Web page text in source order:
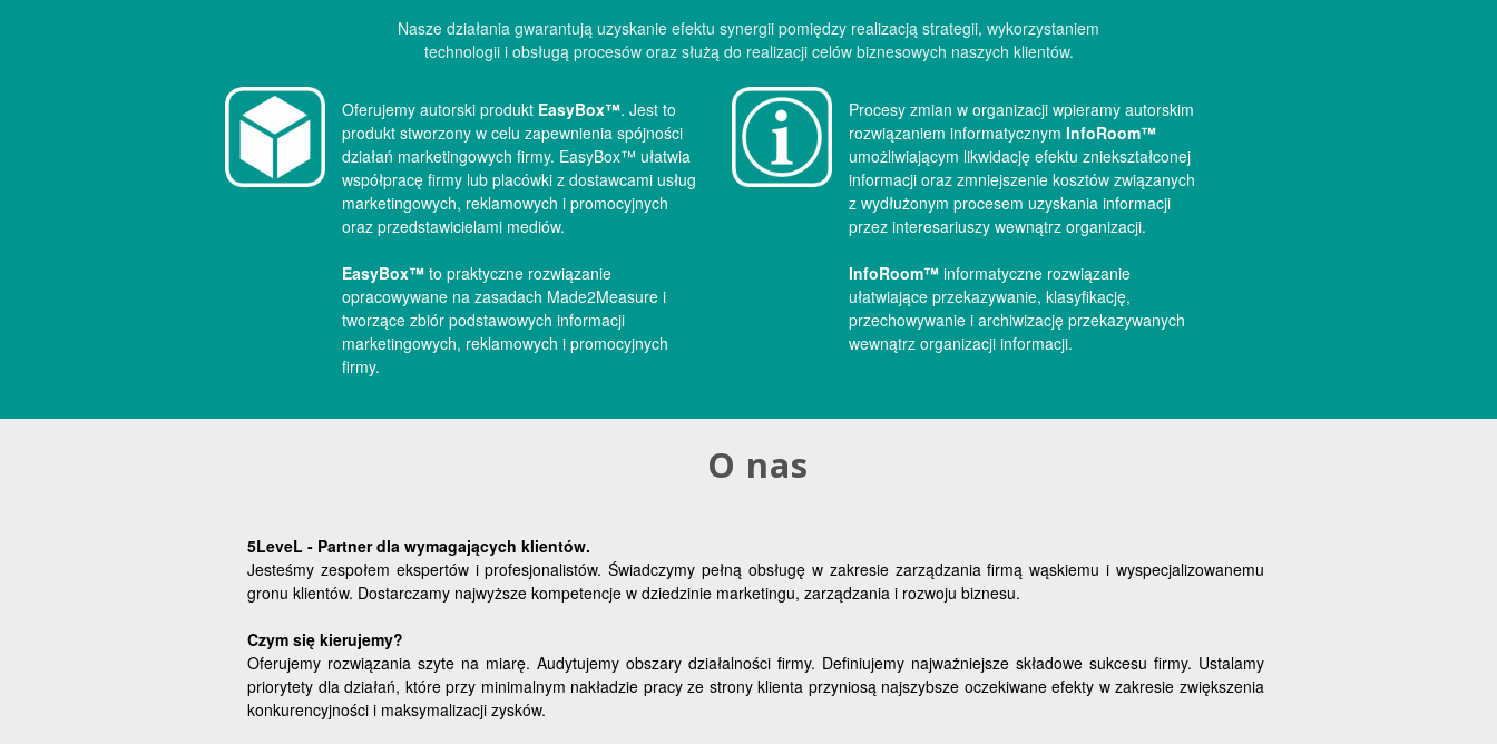
Nasze działania gwarantują uzyskanie efektu synergii pomiędzy realizacją strategii, wykorzystaniem
technologii i obsługą procesów oraz służą do realizacji celów biznesowych naszych klientów.
Oferujemy autorski produkt EasyBox™. Jest to
produkt stworzony w celu zapewnienia spójności
działań marketingowych firmy. EasyBox™ ułatwia
współpracę firmy lub placówki z dostawcami usług
marketingowych, reklamowych i promocyjnych
oraz przedstawicielami mediów.
EasyBox™ to praktyczne rozwiązanie
opracowywane na zasadach Made2Measure i
tworzące zbiór podstawowych informacji
marketingowych, reklamowych i promocyjnych
firmy.
Procesy zmian w organizacji wpieramy autorskim
rozwiązaniem informatycznym InfoRoom™
umożliwiającym likwidację efektu zniekształconej
informacji oraz zmniejszenie kosztów związanych
z wydłużonym procesem uzyskania informacji
przez interesariuszy wewnątrz organizacji.
InfoRoom™ informatyczne rozwiązanie
ułatwiające przekazywanie, klasyfikację,
przechowywanie i archiwizację przekazywanych
wewnątrz organizacji informacji.
O nas
5LeveL - Partner dla wymagających klientów.
Jesteśmy zespołem ekspertów i profesjonalistów. Świadczymy pełną obsługę w zakresie zarządzania firmą wąskiemu i wyspecjalizowanemu
gronu klientów. Dostarczamy najwyższe kompetencje w dziedzinie marketingu, zarządzania i rozwoju biznesu.
Czym się kierujemy?
Oferujemy rozwiązania szyte na miarę. Audytujemy obszary działalności firmy. Definiujemy najważniejsze składowe sukcesu firmy. Ustalamy
priorytety dla działań, które przy minimalnym nakładzie pracy ze strony klienta przyniosą najszybsze oczekiwane efekty w zakresie zwiększenia
konkurencyjności i maksymalizacji zysków.